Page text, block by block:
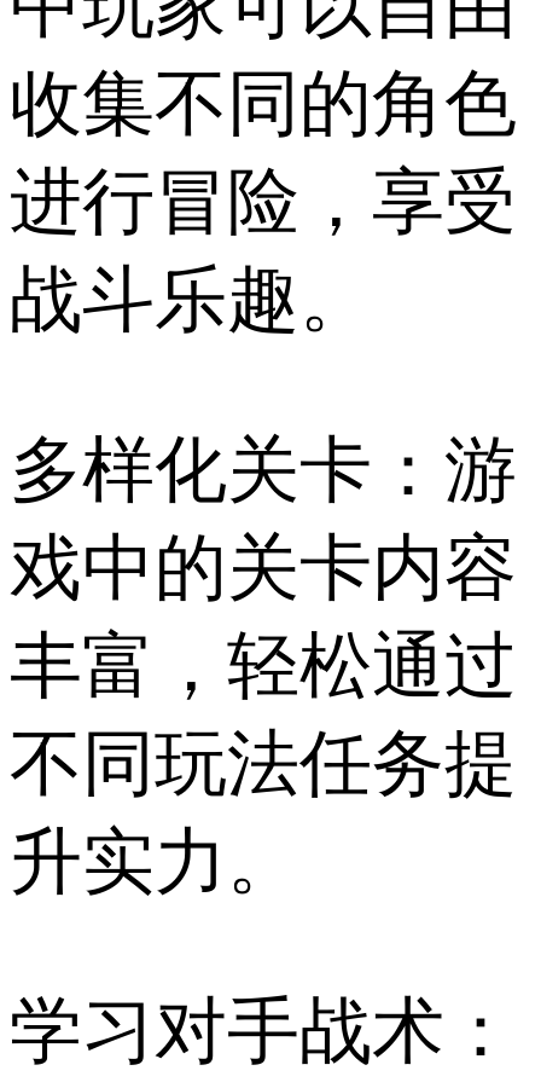
收集不同的角色
进行冒险，享受
战斗乐趣。
多样化关卡：游
戏中的关卡内容
丰富，轻松通过
不同玩法任务提
升实力。
学习对手战术：